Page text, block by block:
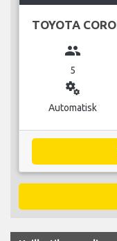
TOYOTA
group
5
miscellaneous_services
Automatisk